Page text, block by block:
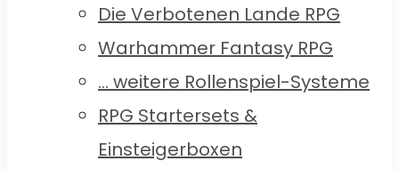
Die Verbotenen Lande RPG
Warhammer Fantasy RPG
... weitere Rollenspiel-Systeme
RPG Startersets &
Einsteigerboxen